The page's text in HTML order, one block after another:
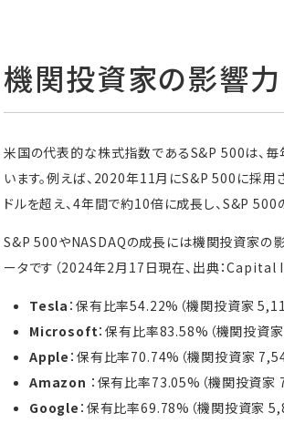
機関投資家の影響力
米国の代表的な株式指数であるS&P 500は、毎
います。例えば、2020年11月にS&P 500に採
ドルを超え、4年間で約10倍に成長し、S&P 500
S&P 500やNASDAQの成長には機関投資家の
ータです（2024年2月17日現在、出典：Capital
Tesla ：保有比率54.22%（機関投資家
Microsoft：保有比率83.58%（機関投資
Apple ：保有比率70.74%（機関投資家
Amazon ：保有比率73.05%（機関投資家
Google ：保有比率69.78%（機関投資家